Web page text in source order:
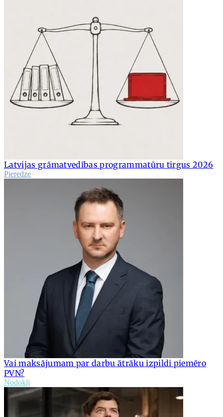
Latvijas grāmatvedības programmatūru tirgus 2026
Pieredze
Vai maksājumam par darbu ātrāku izpildi piemēro
PVN?
Nodokļi